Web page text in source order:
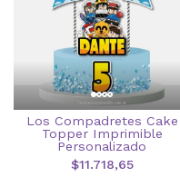
Los Compadretes Cake
Topper Imprimible
Personalizado
$11.718,65